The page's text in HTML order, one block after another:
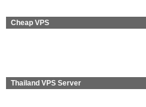
Cheap VPS
Thailand VPS Server